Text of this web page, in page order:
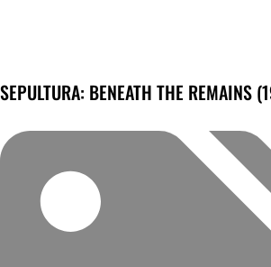
SEPULTURA: BENEATH THE REMAINS